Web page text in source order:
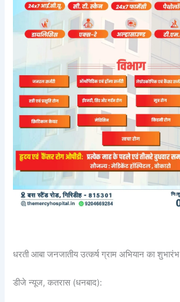
धरती आबा जनजातीय उत्कर्ष ग्राम अभियान का शुभारंभ
डीजे न्यूज, कतरास (धनबाद):